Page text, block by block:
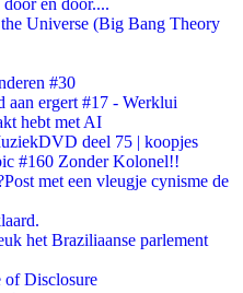
en door....
Universe (Big Bang Theory
#30
aan ergert #17 - Werklui
hebt met AI
deel 75 | koopjes
#160 Zonder Kolonel!!
met een vleugje cynisme de
het Braziliaanse parlement
Disclosure